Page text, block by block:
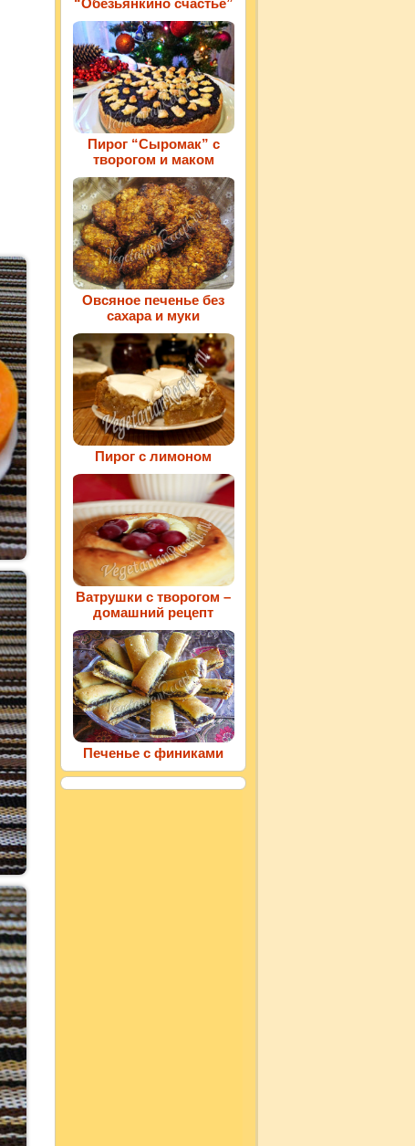
“Обезьянкино счастье”
Пирог “Сыромак” с
творогом и маком
Овсяное печенье без
сахара и муки
Пирог с лимоном
Ватрушки с творогом –
домашний рецепт
Печенье с финиками